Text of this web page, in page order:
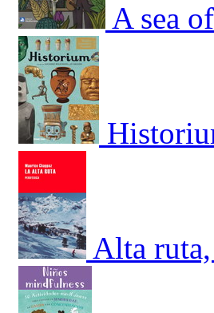
A sea
Alta